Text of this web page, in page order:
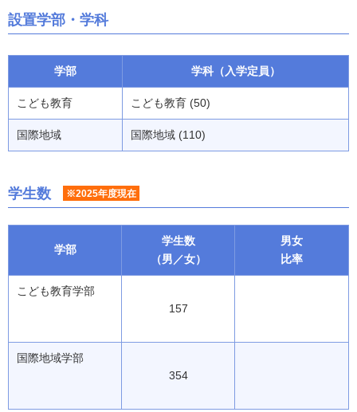
設置学部・学科
学部 学科（入学定員）
こども教育 こども教育 (50)
国際地域 国際地域 (110)
学生数 ※2025年度現在
学部
学生数
（男／女）
男女
比率
こども教育学部
157
国際地域学部
354